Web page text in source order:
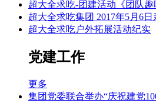
超大全求吃-团建活动《团队趣
超大全求吃集团 2017年5月6
超大全求吃户外拓展活动纪实
党建工作
更多
集团党委联合举办“庆祝建党